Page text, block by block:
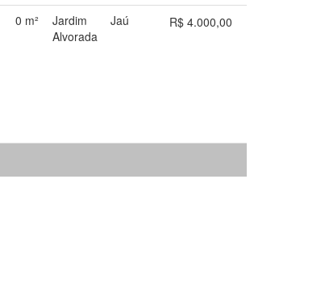
0 m²
Jardim
Alvorada
Jaú R$ 4.000,00